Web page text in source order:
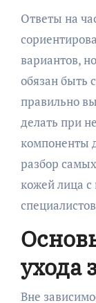
Ответы на
вариантов,
обязан быть
правильно
делать при
компоненты
разбор
кожей лица
ухода
Вне